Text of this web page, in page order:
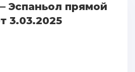
Эспаньол прямой
3.03.2025